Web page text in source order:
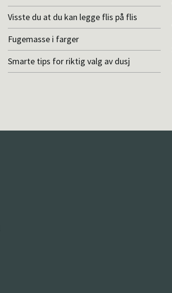
Visste du at du kan legge flis på flis
Fugemasse i farger
Smarte tips for riktig valg av dusj